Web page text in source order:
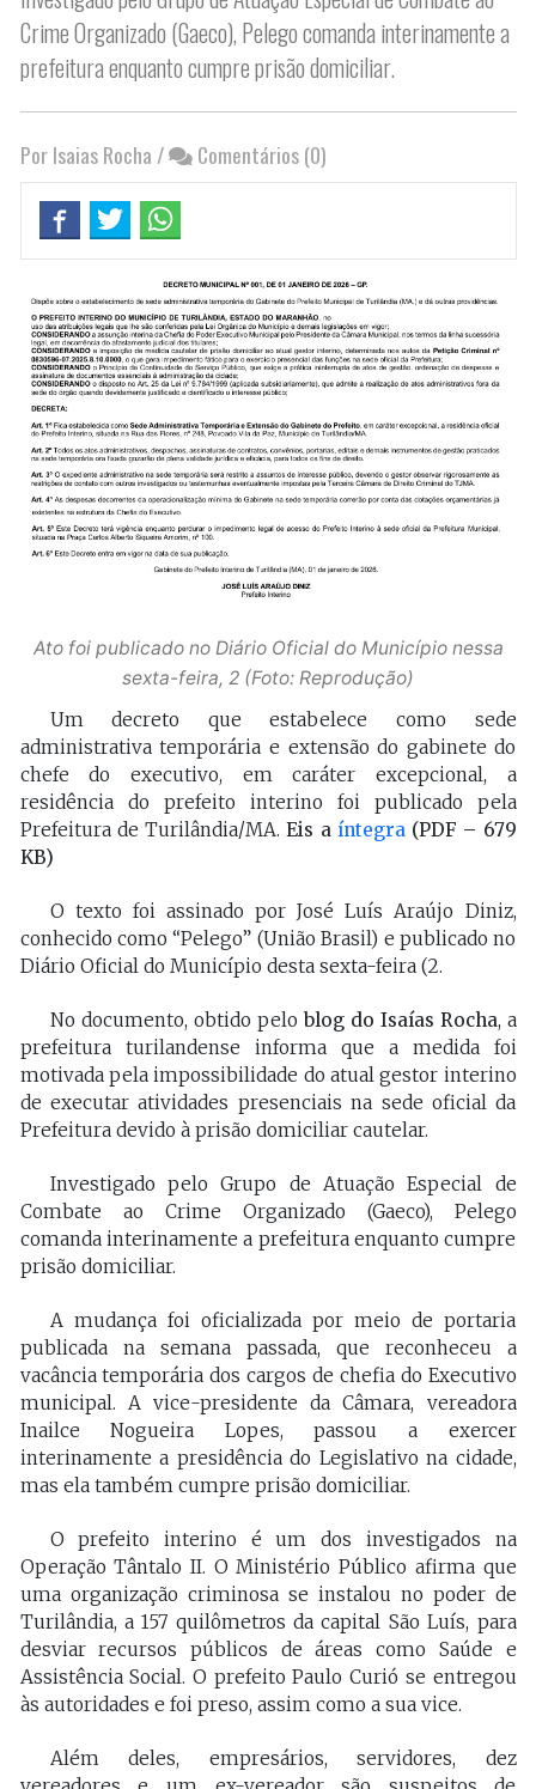
Crime Organizado (Gaeco), Pelego comanda interinamente a
prefeitura enquanto cumpre prisão domiciliar.
Por Isaias Rocha / Comentários (0)
Ato foi publicado no Diário Oficial do Município nessa
sexta-feira, 2 (Foto: Reprodução)
Um decreto que estabelece como sede
administrativa temporária e extensão do gabinete do
chefe do executivo, em caráter excepcional, a
residência do prefeito interino foi publicado pela
Prefeitura de Turilândia/MA.Eis a íntegra (PDF – 679
KB)
O texto foi assinado por José Luís Araújo Diniz,
conhecido como “Pelego” (União Brasil) e publicado no
Diário Oficial do Município desta sexta-feira (2.
No documento, obtido peloblog do Isaías Rocha, a
prefeitura turilandense informa que a medida foi
motivada pela impossibilidade do atual gestor interino
de executar atividades presenciais na sede oficial da
Prefeitura devido à prisão domiciliar cautelar.
Investigado pelo Grupo de Atuação Especial de
Combate ao Crime Organizado (Gaeco), Pelego
comanda interinamente a prefeitura enquanto cumpre
prisão domiciliar.
A mudança foi oficializada por meio de portaria
publicada na semana passada, que reconheceu a
vacância temporária dos cargos de chefia do Executivo
municipal. A vice-presidente da Câmara, vereadora
Inailce Nogueira Lopes, passou a exercer
interinamente a presidência do Legislativo na cidade,
mas ela também cumpre prisão domiciliar.
O prefeito interino é um dos investigados na
Operação Tântalo II. O Ministério Público afirma que
uma organização criminosa se instalou no poder de
Turilândia, a 157 quilômetros da capital São Luís, para
desviar recursos públicos de áreas como Saúde e
Assistência Social. O prefeito Paulo Curió se entregou
às autoridades e foi preso, assim como a sua vice.
Além deles, empresários, servidores, dez